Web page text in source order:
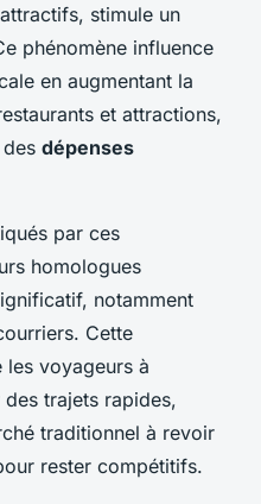
stimule un
phénomène influence
en augmentant la
et attractions,
dépenses
par ces
homologues
notamment
Cette
les voyageurs à
trajets rapides,
traditionnel à revoir
rester compétitifs.